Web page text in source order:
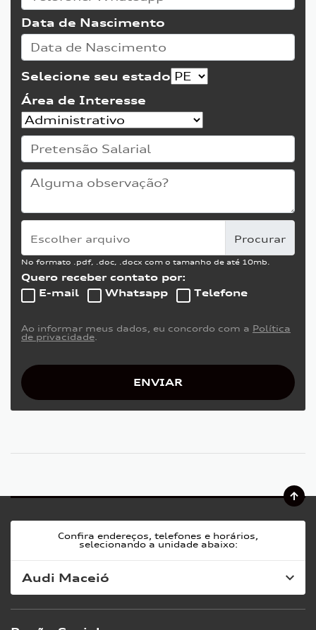
Data de Nascimento
Selecione seu estado
Área de Interesse
Escolher arquivo
No formato .pdf, .doc, .docx com o tamanho de até 10mb.
Quero receber contato por:
E-mail
Whatsapp Telefone
Ao informar meus dados, eu concordo com a Política
de privacidade.
ENVIAR
Confira endereços, telefones e horários,
selecionando a unidade abaixo:
Audi Maceió